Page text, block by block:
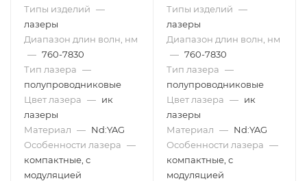
Типы изделий —
лазеры
Диапазон длин волн, нм
— 760-7830
Тип лазера —
полупроводниковые
Цвет лазера — ик
лазеры
Материал — Nd:YAG
Особенности лазера —
компактные, с
модуляцией
Типы изделий —
лазеры
Диапазон длин волн, нм
— 760-7830
Тип лазера —
полупроводниковые
Цвет лазера — ик
лазеры
Материал — Nd:YAG
Особенности лазера —
компактные, с
модуляцией